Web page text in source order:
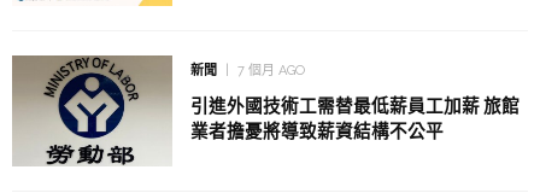
新聞 7 個月 AGO
引進外國技術工需替最低薪員工加薪 旅館
業者擔憂將導致薪資結構不公平